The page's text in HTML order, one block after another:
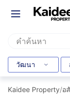
วัฒนา
Kaidee Property/อ